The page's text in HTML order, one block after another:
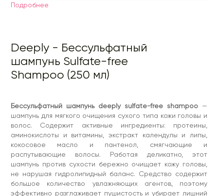
можно использовать в качестве нежного ухода, чтобы
refreshing scalp peeling.
Купить безсульфатный шампунь следует для нормального
и сухого типа, а для жирного типа кожи головы
рекомендуем нормализующий шампунь deeply normalizing
- намочите волосы теплой водой
- Возьмите небольшое количество шампуня на ладони и
вспеньте
- полученную пену нанесите на кожу головы и тщательно
промассируйте
- смойте шампунь большим количеством теплой воды и
повторите процесс мойки
- после этого нанесите восстанавливающую маску
deeply restoring mask на длину волос, отступая от корней
Подробнее
Deeply - Бессульфатный
шампунь Sulfate-free
Shampoo (250 мл)
Бессульфатный шампунь deeply sulfate-free shampoo —
шампунь для мягкого очищения сухого типа кожи головы и
волос. Содержит активные ингредиенты: протеины,
аминокислоты и витамины, экстракт календулы и липы,
кокосовое масло и пантенол, смягчающие и
распутывающие волосы. Работая деликатно, этот
шампунь против сухости бережно очищает кожу головы,
не нарушая гидролипидный баланс. Средство содержит
большое количество увлажняющих агентов, поэтому
эффективно разглаживает пушистость и убирает лишний